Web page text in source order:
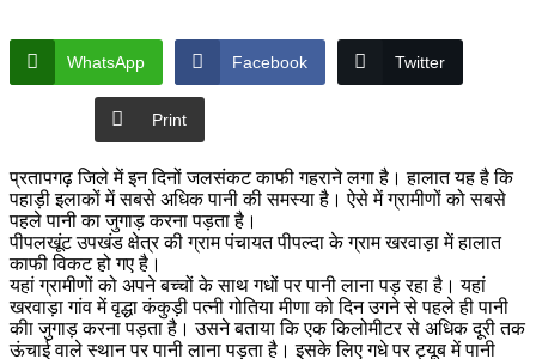
WhatsApp Facebook Twitter
Print
प्रतापगढ़ जिले में इन दिनों जलसंकट काफी गहराने लगा है। हालात यह है कि
पहाड़ी इलाकों में सबसे अधिक पानी की समस्या है। ऐसे में ग्रामीणों को सबसे
पहले पानी का जुगाड़ करना पड़ता है।
पीपलखूंट उपखंड क्षेत्र की ग्राम पंचायत पीपल्दा के ग्राम खरवाड़ा में हालात
काफी विकट हो गए है।
यहां ग्रामीणों को अपने बच्चों के साथ गधों पर पानी लाना पड़ रहा है। यहां
खरवाड़ा गांव में वृद्धा कंकुड़ी पत्नी गोतिया मीणा को दिन उगने से पहले ही पानी
कीा जुगाड़ करना पड़ता है। उसने बताया कि एक किलोमीटर से अधिक दूरी तक
ऊंचाई वाले स्थान पर पानी लाना पड़ता है। इसके लिए गधे पर ट्यूब में पानी